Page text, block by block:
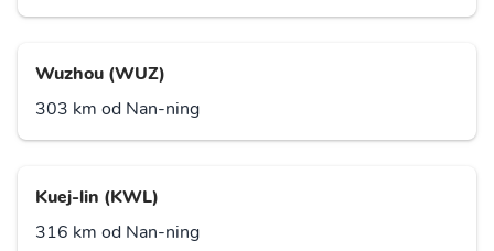
Wuzhou (WUZ)
303 km od Nan-ning
Kuej-lin (KWL)
316 km od Nan-ning